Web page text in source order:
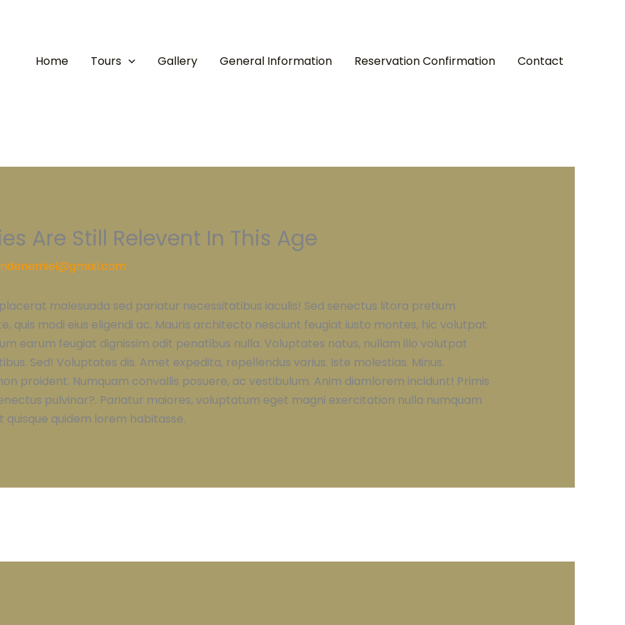
Home Tours Gallery General Information Reservation Confirmation Contact
Are Still Relevent In This Age
malesuada sed pariatur necessitatibus iaculis! Sed senectus litora pretium
quis modi eius eligendi ac. Mauris architecto nesciunt feugiat iusto montes, hic volutpat.
earum feugiat dignissim odit penatibus nulla. Voluptates natus, nullam illo volutpat
Sed! Voluptates dis. Amet expedita, repellendus varius. Iste molestias. Minus.
proident. Numquam convallis posuere, ac vestibulum. Anim diamlorem incidunt! Primis
pulvinar?. Pariatur maiores, voluptatum eget magni exercitation nulla numquam
quidem lorem habitasse.